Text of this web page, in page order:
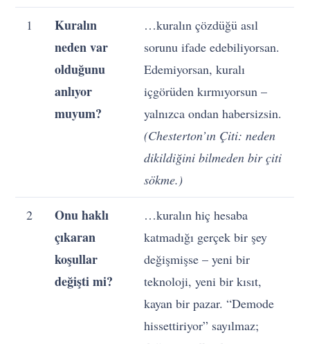
1
Kuralın
neden var
olduğunu
anlıyor
muyum?
…kuralın çözdüğü asıl
sorunu ifade edebiliyorsan.
Edemiyorsan, kuralı
içgörüden kırmıyorsun –
yalnızca ondan habersizsin.
(Chesterton’ın Çiti: neden
dikildiğini bilmeden bir çiti
sökme.)
2
Onu haklı
çıkaran
koşullar
değişti mi?
…kuralın hiç hesaba
katmadığı gerçek bir şey
değişmişse – yeni bir
teknoloji, yeni bir kısıt,
kayan bir pazar. “Demode
hissettiriyor” sayılmaz;